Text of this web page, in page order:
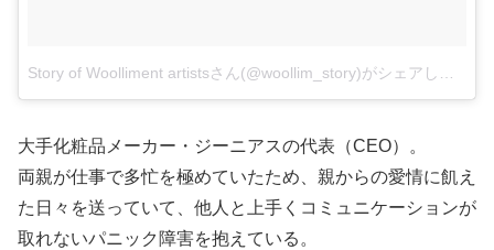
大手化粧品メーカー・ジーニアスの代表（CEO）。
両親が仕事で多忙を極めていたため、親からの愛情に飢え
た日々を送っていて、他人と上手くコミュニケーションが
取れないパニック障害を抱えている。